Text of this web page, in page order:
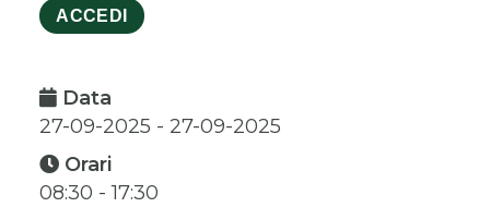
ACCEDI
Data
27-09-2025 - 27-09-2025
Orari
08:30 - 17:30